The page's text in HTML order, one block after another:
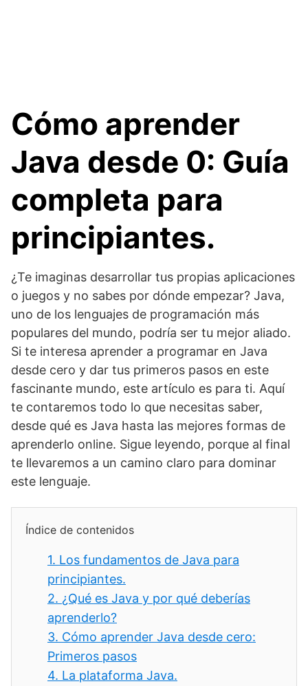
Cómo aprender
Java desde 0: Guía
completa para
principiantes.
¿Te imaginas desarrollar tus propias aplicaciones
o juegos y no sabes por dónde empezar? Java,
uno de los lenguajes de programación más
populares del mundo, podría ser tu mejor aliado.
Si te interesa aprender a programar en Java
desde cero y dar tus primeros pasos en este
fascinante mundo, este artículo es para ti. Aquí
te contaremos todo lo que necesitas saber,
desde qué es Java hasta las mejores formas de
aprenderlo online. Sigue leyendo, porque al final
te llevaremos a un camino claro para dominar
este lenguaje.
Índice de contenidos
1. Los fundamentos de Java para
principiantes.
2. ¿Qué es Java y por qué deberías
aprenderlo?
3. Cómo aprender Java desde cero:
Primeros pasos
4. La plataforma Java.